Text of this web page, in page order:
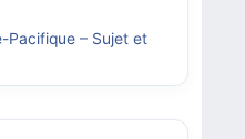
Pacifique – Sujet et